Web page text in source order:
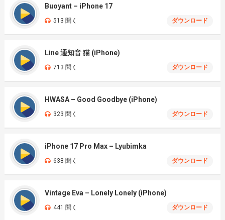
Buoyant – iPhone 17
513 聞く ダウンロード
Line 通知音 猫 (iPhone)
713 聞く ダウンロード
HWASA – Good Goodbye (iPhone)
323 聞く ダウンロード
iPhone 17 Pro Max – Lyubimka
638 聞く ダウンロード
Vintage Eva – Lonely Lonely (iPhone)
441 聞く ダウンロード